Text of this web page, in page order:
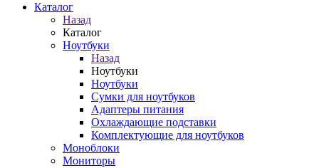
Каталог
Назад
Каталог
Ноутбуки
Назад
Ноутбуки
Ноутбуки
Сумки для ноутбуков
Адаптеры питания
Охлаждающие подставки
Комплектующие для ноутбуков
Моноблоки
Мониторы